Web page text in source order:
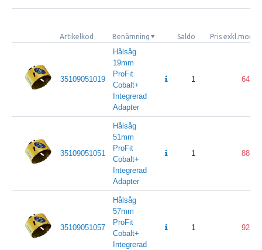
Artikelkod Benämning Saldo Pris exkl.moms
35109051019
Hålsåg
19mm
ProFit
Cobalt+
Integrerad
Adapter
1 64
35109051051
Hålsåg
51mm
ProFit
Cobalt+
Integrerad
Adapter
1 88
35109051057
Hålsåg
57mm
ProFit
Cobalt+
Integrerad
1 92